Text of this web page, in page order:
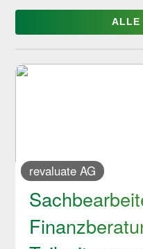
ALLE
revaluate AG